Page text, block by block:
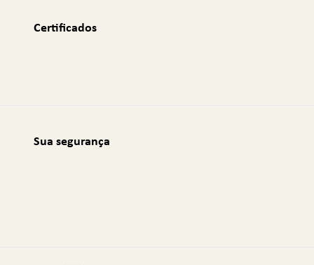
Certificados
Sua segurança